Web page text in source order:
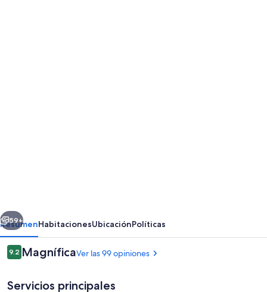
-
B&B
Siguiente
59+
ResumenHabitacionesUbicaciónPolíticas
Opiniones
9.29.2 de 10,
MagníficaVer las 99 opiniones
Servicios principales